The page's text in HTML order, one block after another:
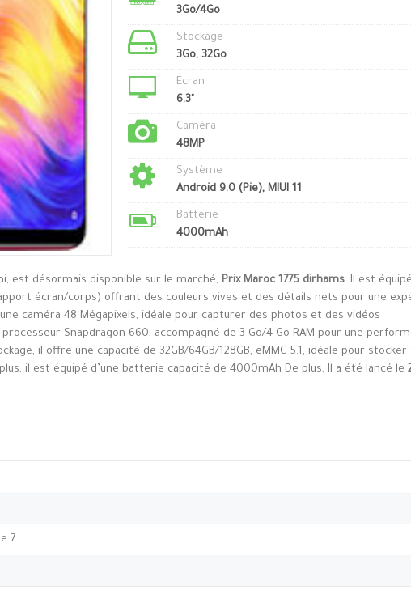
3Go/4Go
Stockage
3Go, 32Go
Ecran
6.3"
Caméra
48MP
Système
Android 9.0 (Pie), MIUI 11
Batterie
4000mAh
est désormais disponible sur le marché, Prix Maroc 1775 dirhams. Il est
écran/corps) offrant des couleurs vives et des détails nets pour une
caméra 48 Mégapixels, idéale pour capturer des photos et des vidéos
Snapdragon 660, accompagné de 3 Go/4 Go RAM pour une
il offre une capacité de 32GB/64GB/128GB, eMMC 5.1, idéale pour
il est équipé d’une batterie capacité de 4000mAh De plus, Il a été lancé le
7